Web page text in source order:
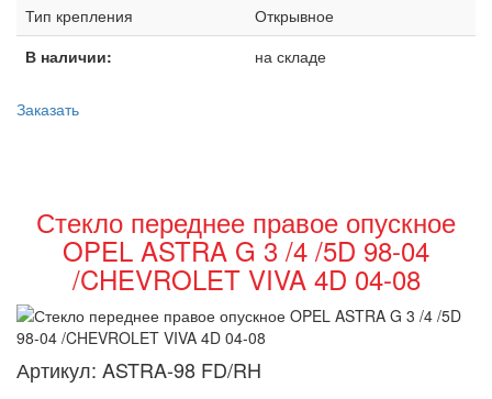
Тип крепления
Открывное
В наличии:
на складе
Заказать
Стекло переднее правое опускное
OPEL ASTRA G 3 /4 /5D 98-04
/CHEVROLET VIVA 4D 04-08
Артикул: ASTRA-98 FD/RH